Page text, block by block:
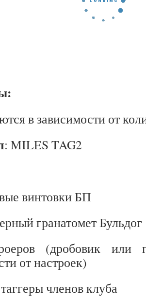
в зависимости от
: MILES TAG2
винтовки БП
гранатомет Бульдог
(дробовик или
от настроек)
членов клуба